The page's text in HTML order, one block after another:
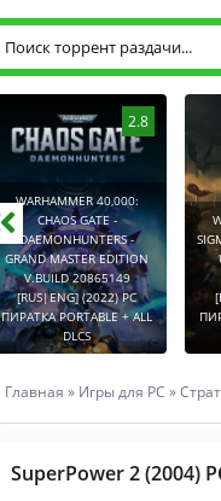
2.8
WARHAMMER 40,000:
CHAOS GATE -
DAEMONHUNTERS -
GRAND MASTER EDITION
V.BUILD 20865149
[RUS|ENG] (2022) PC
ПИРАТКА PORTABLE + ALL
DLCS
Главная » Игры для PC »
SuperPower 2 (2004)